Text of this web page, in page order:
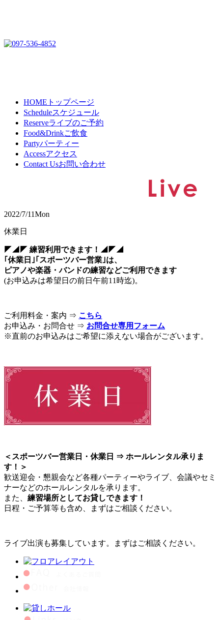
HOME トップページ
Scheduleスケジュール
Reserveライブのご予約
Food&Drinkご飲食
Partyパーティー
Accessアクセス
Contact Usお問い合わせ
2022/7/11Mon
休業日
◤◢◤ 練習利用できます！◢◤◢
｢休業日｣｢スポーツバー営業｣は、
ピアノや楽器・バンドの練習などご利用できます
(お申込みは希望日の前日午前11時迄)。
ご利用料金・案内 ⇒ こちら
お申込み・お問合せ ⇒ お問合せ専用フォーム
※直前のお申込みはご希望に添えない場合がございます。
＜スポーツバー営業日・休業日 ⇒ ホールレンタル承りま
す！＞
歓送迎会・懇親会など各種パーティーやライブ、会議やセミ
ナーなどのホールレンタルを承ります。
また、 練習場所としてお貸しできます！
日程・ご予算等も含め、まずはご相談ください。
ライブ出演も募集しています。まずはご相談ください。